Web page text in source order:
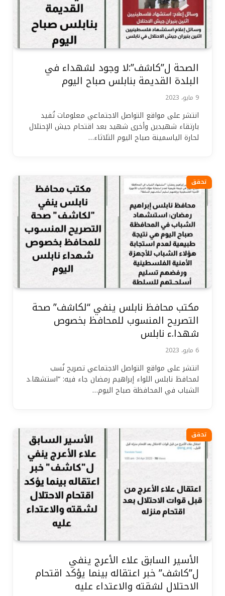
الصحة ل”كاشف”:لا وجود لشهداء في
البلدة القديمة بنابلس صباح اليوم
9 مايو، 2023
انتشر على مواقع التواصل الاجتماعي معلومات تُفيد
بارتقاء شهيدين وأخرى شهيد بعد اقتحام جيش الإحتلال
لحارة الياسمينة صباح اليوم الثلاثاء…
تحقق
مكتب محافظ نابلس ينفي “لكاشف” صحة
التصريح المنسوب للمحافظ بخصوص
شهدا.ء نابلس
6 مايو، 2023
انتشر على مواقع التواصل الاجتماعي تصريح نُسب
لمحافظ نابلس اللواء إبراهيم رمضان جاء فيه: “استشها.د
الشباب في المحافظة صباح اليوم…
تحقق
الأسير السابق علاء الأعرج ينفي
ل”كاشف” خبر اعتقاله بينما يؤكد اقتحام
الاحتلال لشقته والاعتداء عليه